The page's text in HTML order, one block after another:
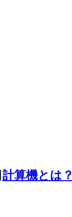
計算機とは？